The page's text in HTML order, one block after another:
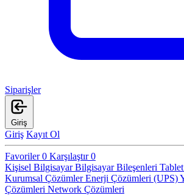
Siparişler
Giriş
Giriş Kayıt Ol
Favoriler0 Karşılaştır0
Kişisel BilgisayarBilgisayar Bileşenleri
Kurumsal ÇözümlerEnerji Çözümleri (UPS)
Çözümleri Network Çözümleri